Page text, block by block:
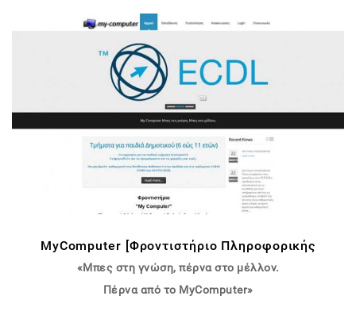
MyComputer [Φροντιστήριο Πληροφορικής
«Μπες στη γνώση, πέρνα στο μέλλον.
Πέρνα από το MyComputer»